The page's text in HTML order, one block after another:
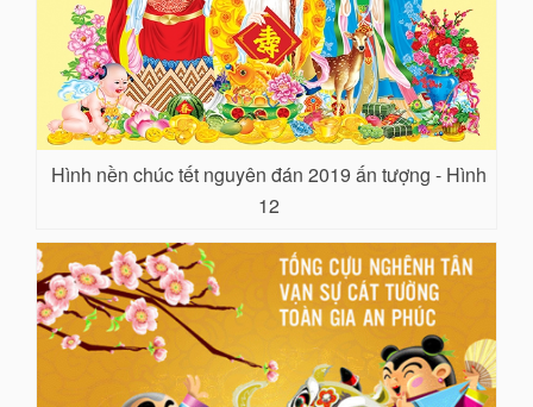
Hình nền chúc tết nguyên đán 2019 ấn tượng - Hình
12